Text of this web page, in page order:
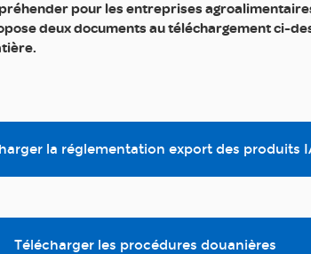
pour les entreprises
deux documents au téléchargement ci-
la réglementation export des produits
Télécharger les procédures douanières